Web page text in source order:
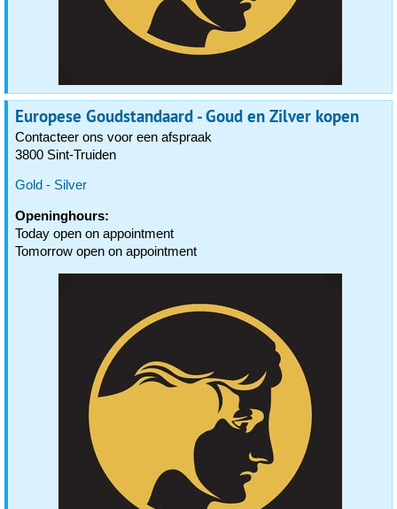
Europese Goudstandaard - Goud en Zilver kopen
Contacteer ons voor een afspraak
3800 Sint-Truiden
Gold - Silver
Openinghours:
Today open on appointment
Tomorrow open on appointment